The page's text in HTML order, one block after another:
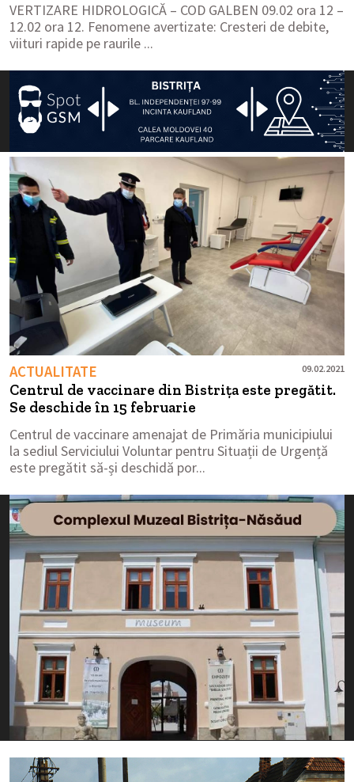
VERTIZARE HIDROLOGICĂ – COD GALBEN 09.02 ora 12 –
12.02 ora 12. Fenomene avertizate: Cresteri de debite,
viituri rapide pe raurile ...
ACTUALITATE 09.02.2021
Centrul de vaccinare din Bistrița este pregătit.
Se deschide în 15 februarie
Centrul de vaccinare amenajat de Primăria municipiului
la sediul Serviciului Voluntar pentru Situații de Urgență
este pregătit să-și deschidă por...